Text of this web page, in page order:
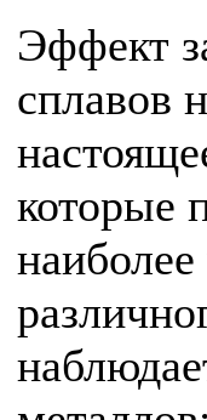
Эффект
сплавов
которые